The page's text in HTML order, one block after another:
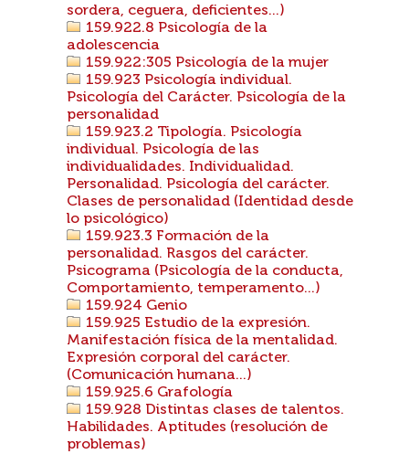
sordera, ceguera, deficientes...)
159.922.8 Psicología de la
adolescencia
159.922:305 Psicología de la mujer
159.923 Psicología individual.
Psicología del Carácter. Psicología de la
personalidad
159.923.2 Tipología. Psicología
individual. Psicología de las
individualidades. Individualidad.
Personalidad. Psicología del carácter.
Clases de personalidad (Identidad desde
lo psicológico)
159.923.3 Formación de la
personalidad. Rasgos del carácter.
Psicograma (Psicología de la conducta,
Comportamiento, temperamento...)
159.924 Genio
159.925 Estudio de la expresión.
Manifestación física de la mentalidad.
Expresión corporal del carácter.
(Comunicación humana...)
159.925.6 Grafología
159.928 Distintas clases de talentos.
Habilidades. Aptitudes (resolución de
problemas)